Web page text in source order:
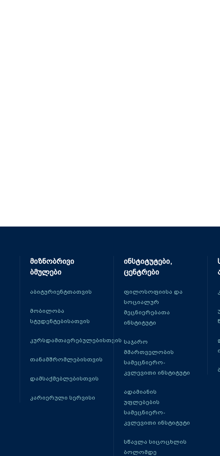
მიზნობრივი
ბმულები
აბიტურიენტთათვის
მობილობა
სტუდენტებისათვის
კურსდამთავრებულებისთვის
თანამშრომლებისთვის
დამსაქმებლებისთვის
კარიერული სერვისი
ინსტიტუტები,
ცენტრები
ფილოსოფიისა და
სოციალურ
მეცნიერებათა
ინსტიტუტი
საჯარო
მმართველობის
სამეცნიერო-
კვლევითი ინსტიტუტი
ადამიანის
უფლებების
სამეცნიერო-
კვლევითი ინსტიტუტი
სწავლა სიცოცხლის
ბოლომდე